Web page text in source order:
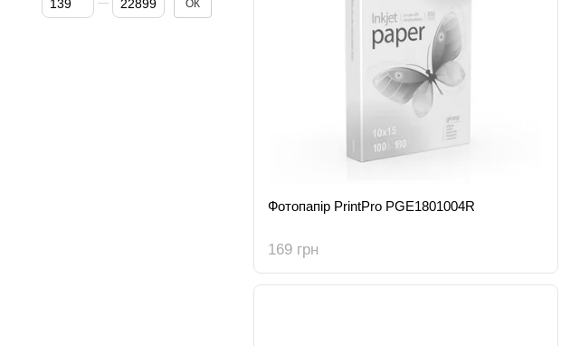
Фотопапір PrintPro PGE1801004R
169 грн
ОК